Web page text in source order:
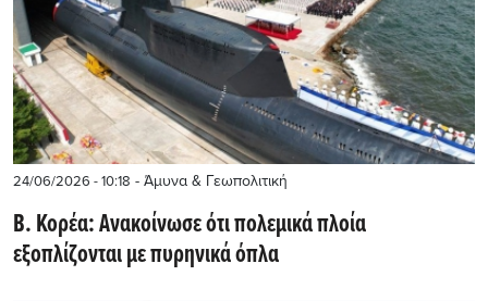
24/06/2026 - 10:18 - Άμυνα & Γεωπολιτική
Β. Κορέα: Ανακοίνωσε ότι πολεμικά πλοία
εξοπλίζονται με πυρηνικά όπλα